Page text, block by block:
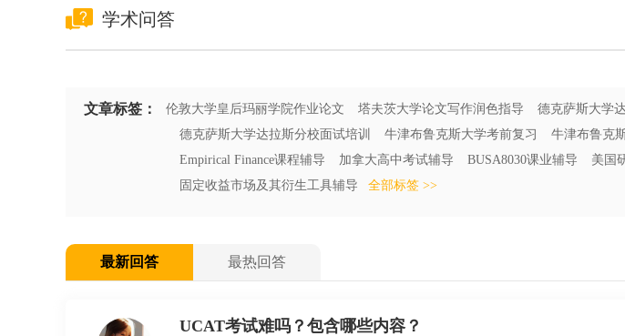
学术问答
文章标签： 伦敦大学皇后玛丽学院作业论文 塔夫茨大学论文写作润色指导
德克萨斯大学
德克萨斯大学达拉斯分校面试培训
牛津布鲁克斯大学考前复习
牛津布鲁克
Empirical Finance课程辅导
加拿大高中考试辅导 BUSA8030课业辅导
美国
固定收益市场及其衍生工具辅导
全部标签 >>
最新回答 最热回答
UCAT考试难吗？包含哪些内容？